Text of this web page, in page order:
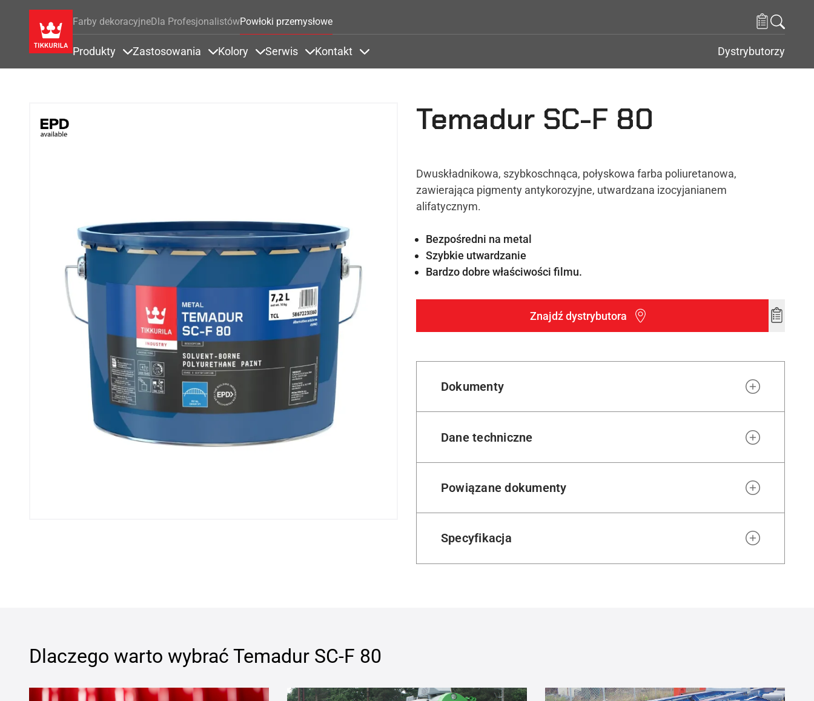
Farby dekoracyjneDla ProfesjonalistówPowłoki przemysłowe
Produkty Zastosowania Kolory Serwis Kontakt Dystrybutorzy
Temadur SC-F 80
Dwuskładnikowa, szybkoschnąca, połyskowa farba poliuretanowa,
zawierająca pigmenty antykorozyjne, utwardzana izocyjanianem
alifatycznym.
Bezpośredni na metal
Szybkie utwardzanie
Bardzo dobre właściwości filmu.
Znajdź dystrybutora
Add
Dokumenty
Dane techniczne
Powiązane dokumenty
Specyfikacja
Dlaczego warto wybrać Temadur SC-F 80